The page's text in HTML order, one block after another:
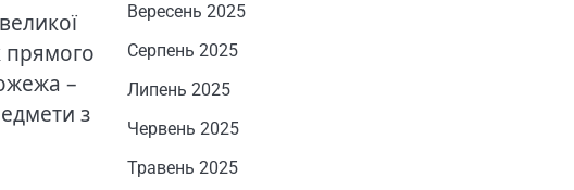
прямого
–
з
Вересень 2025
Серпень 2025
Липень 2025
Червень 2025
Травень 2025